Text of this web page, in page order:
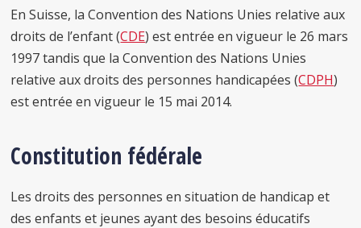
En Suisse, la Convention des Nations Unies relative aux
droits de l’enfant (CDE) est entrée en vigueur le 26 mars
1997 tandis que la Convention des Nations Unies
relative aux droits des personnes handicapées (CDPH)
est entrée en vigueur le 15 mai 2014.
Constitution fédérale
Les droits des personnes en situation de handicap et
des enfants et jeunes ayant des besoins éducatifs